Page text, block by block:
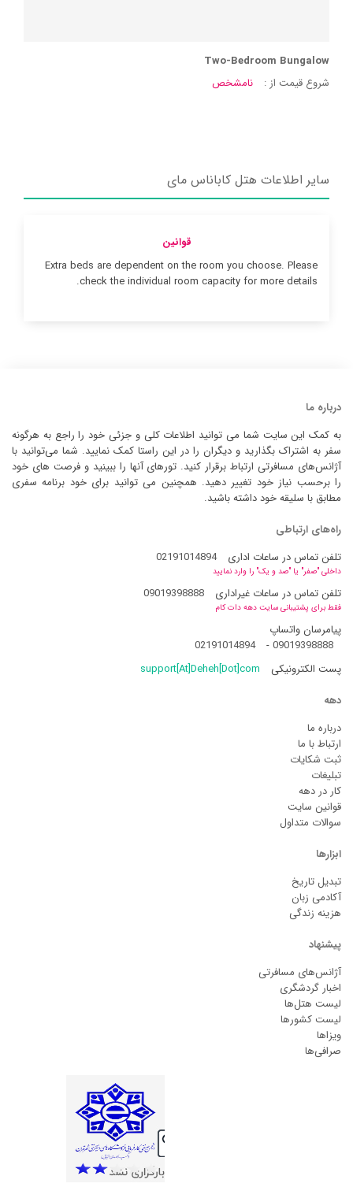
Two-Bedroom Bungalow
شروع قیمت از :
نامشخص
سایر اطلاعات هتل کاباناس مای
قوانین
Extra beds are dependent on the room you choose. Please
check the individual room capacity for more details.
درباره ما
به کمک این سایت شما می توانید اطلاعات کلی و جزئی خود را راجع به هرگونه
سفر به اشتراک بگذارید و دیگران را در این راستا کمک نمایید. شما می‌توانید با
آژانس‌های مسافرتی ارتباط برقرار کنید. تورهای آنها را ببینید و فرصت های خود
را برحسب نیاز خود تغییر دهید. همچنین می توانید برای خود برنامه سفری
مطابق با سلیقه خود داشته باشید.
راه‌های ارتباطی
تلفن تماس در ساعات اداری
02191014894
داخلی "صفر" یا "صد و یک" را وارد نمایید
تلفن تماس در ساعات غیراداری 09019398888
فقط برای پشتیبانی سایت دهه دات کام
پیامرسان واتساپ
09019398888
-
02191014894
پست الکترونیکی
support[At]Deheh[Dot]com
دهه
درباره ما
ارتباط با ما
ثبت شکایات
تبلیغات
کار در دهه
قوانین سایت
سوالات متداول
ابزارها
تبدیل تاریخ
آکادمی زبان
هزینه زندگی
پیشنهاد
آژانس‌های مسافرتی
اخبار گردشگری
لیست هتل‌ها
لیست کشورها
ویزاها
صرافی‌ها